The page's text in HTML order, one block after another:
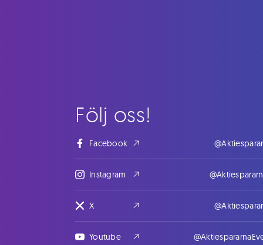
Följ oss!
Facebook
Instagram
X
Youtube